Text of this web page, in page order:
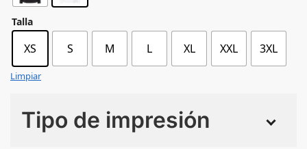
Talla
XS S M L XL XXL 3XL
Limpiar
Tipo de impresión